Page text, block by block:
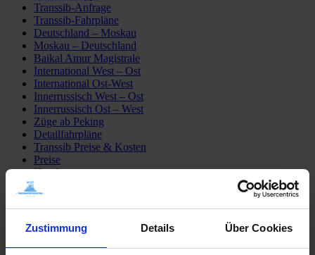
Zustimmung Details Über Cookies
Transsib-Anfrage
Transsib-Fahrpläne
Deutschland – Moskau
Moskau – Deutschland
Baikal Amur Magistrale
International West – Ost
International Ost-West
Innerrussisch West – Ost
Innerrussisch Ost – West
Züge ab Peking
Detailfahrpläne
Transsib Preise & Kosten
Preise
Hotel
Privatunterkunft
Tagesausflüge
Mongolei erleben
Sibirien erleben
Fähre Wladiwostok – Japan
Mögliche Transsib Routen